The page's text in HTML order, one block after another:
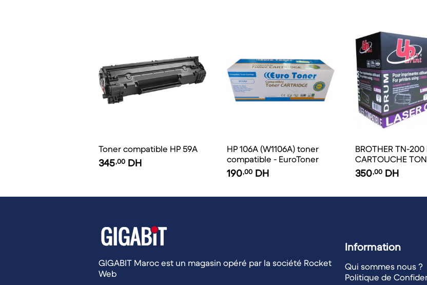
Toner compatible HP 59A
345,00 DH
HP 106A (W1106A) toner
compatible - EuroToner
190,00 DH
BROTHER TN-200
CARTOUCHE
MARQUE UPRINT
POUR BROTHER
GARANTIE 3 ANS
350,00 DH
GIGABIT Maroc est un magasin opéré par la société Rocket
Web
Information
Qui sommes nous ?
Politique de